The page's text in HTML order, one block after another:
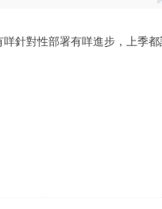
針對性部署有咩進步，上季